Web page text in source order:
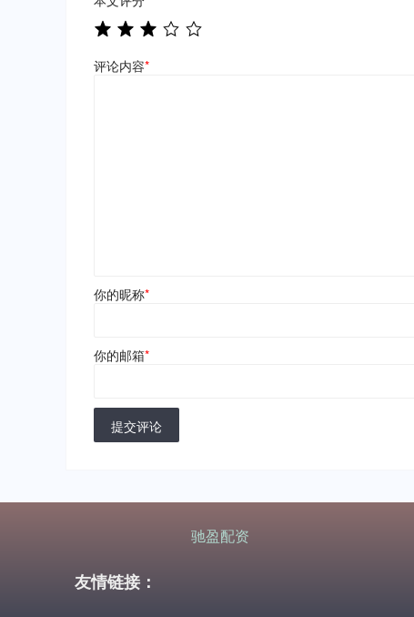
评论内容*
你的昵称*
你的邮箱*
提交评论
驰盈配资
友情链接：